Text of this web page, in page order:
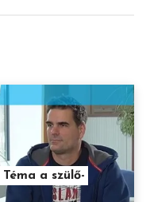
a szülő-